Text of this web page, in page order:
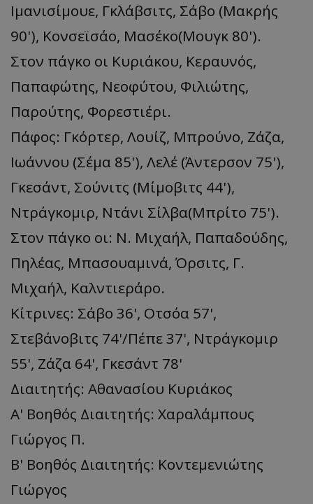
Ιμανισίμουε, Γκλάβσιτς, Σάβο (Μακρής
90'), Κονσεϊσάο, Μασέκο(Μουγκ 80').
Στον πάγκο οι Κυριάκου, Κεραυνός,
Παπαφώτης, Νεοφύτου, Φιλιώτης,
Παρούτης, Φορεστιέρι.
Πάφος: Γκόρτερ, Λουίζ, Μπρούνο, Ζάζα,
Ιωάννου (Σέμα 85'), Λελέ (Άντερσον 75'),
Γκεσάντ, Σούνιτς (Μίμοβιτς 44'),
Ντράγκομιρ, Ντάνι Σίλβα(Μπρίτο 75').
Στον πάγκο οι: Ν. Μιχαήλ, Παπαδούδης,
Πηλέας, Μπασουαμινά, Όρσιτς, Γ.
Μιχαήλ, Καλντιεράρο.
Κίτρινες: Σάβο 36', Οτσόα 57',
Στεβάνοβιτς 74'/Πέπε 37', Ντράγκομιρ
55', Zάζα 64', Γκεσάντ 78'
Διαιτητής: Αθανασίου Κυριάκος
Α' Βοηθός Διαιτητής: Χαραλάμπους
Γιώργος Π.
Β' Βοηθός Διαιτητής: Κοντεμενιώτης
Γιώργος